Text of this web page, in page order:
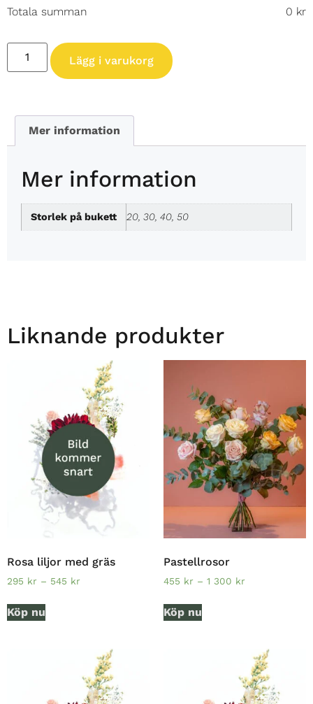
Totala summan 0 kr
Lägg i varukorg
Mer information
Mer information
Storlek på bukett 20, 30, 40, 50
Liknande produkter
Rosa liljor med gräs
295 kr – 545 kr
Köp nu
Pastellrosor
455 kr – 1 300 kr
Köp nu